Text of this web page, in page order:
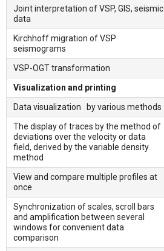
Joint interpretation of VSP, GIS, seismic
data
Kirchhoff migration of VSP
seismograms
VSP-OGT transformation
Visualization and printing
Data visualization by various methods
The display of traces by the method of
deviations over the velocity or data
field, derived by the variable density
method
View and compare multiple profiles at
once
Synchronization of scales, scroll bars
and amplification between several
windows for convenient data
comparison